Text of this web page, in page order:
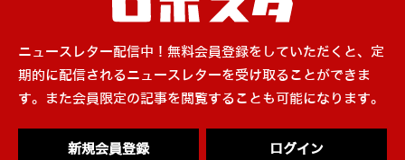
ニュースレター配信中！無料会員登録をしていただくと、定
期的に配信されるニュースレターを受け取ることができま
す。また会員限定の記事を閲覧することも可能になります。
新規会員登録 ログイン